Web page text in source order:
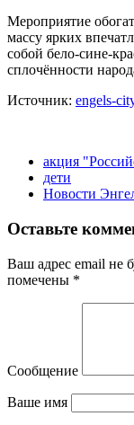
Мероприятие
массу ярких
собой
сплочённости
Источник: engels-
акция
дети
Новости
Оставьте
Ваш адрес email не
помечены *
Сообщение
Ваше имя